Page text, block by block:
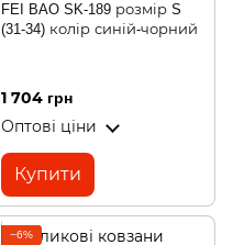
FEI BAO SK-189 розмір S
(31-34) колір синій-чорний
1 704 грн
Оптові ціни
Купити
−6%